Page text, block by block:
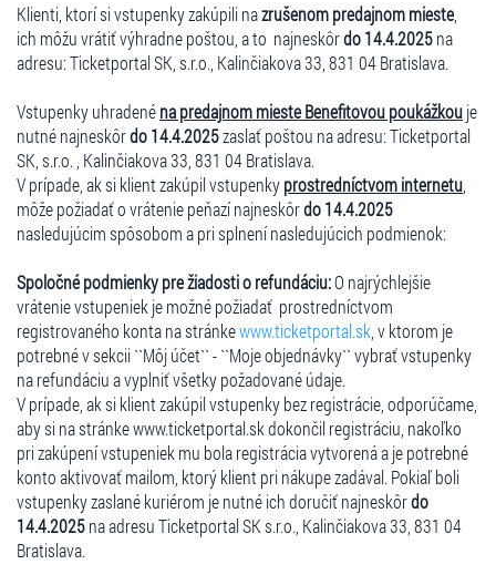
Klienti, ktorí si vstupenky zakúpili nazrušenom predajnom mieste,
ich môžu vrátiť výhradne poštou, a to najneskôrdo 14.4.2025na
adresu: Ticketportal SK, s.r.o., Kalinčiakova 33, 831 04 Bratislava.
Vstupenky uhradenéna predajnom mieste Benefitovou poukážkouje
nutné najneskôrdo 14.4.2025zaslať poštou na adresu: Ticketportal
SK, s.r.o. , Kalinčiakova 33, 831 04 Bratislava.
V prípade, ak si klient zakúpil vstupenkyprostredníctvom internetu
môže požiadať o vrátenie peňazí najneskôrdo 14.4.2025
nasledujúcim spôsobom a pri splnení nasledujúcich podmienok:
Spoločné podmienky pre žiadosti o refundáciu:O najrýchlejšie
vrátenie vstupeniek je možné požiadať prostredníctvom
registrovaného konta na stránkewww.ticketportal.sk , v ktorom je
potrebné v sekcii ``Môj účet`` - ``Moje objednávky`` vybrať vstupenky
na refundáciu a vyplniť všetky požadované údaje.
V prípade, ak si klient zakúpil vstupenky bez registrácie, odporúčame,
aby si na stránke www.ticketportal.sk dokončil registráciu, nakoľko
pri zakúpení vstupeniek mu bola registrácia vytvorená a je potrebné
konto aktivovať mailom, ktorý klient pri nákupe zadával. Pokiaľ boli
vstupenky zaslané kuriérom je nutné ich doručiť najneskôrdo
14.4.2025na adresu Ticketportal SK s.r.o., Kalinčiakova 33, 831 04
Bratislava.